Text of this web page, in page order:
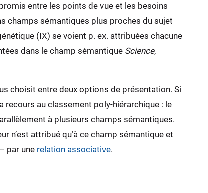
entre les points de vue et les besoins
champs sémantiques plus proches du sujet
(IX) se voient p. ex. attribuées chacune
dans le champ sémantique Science,
choisit entre deux options de présentation. Si
recours au classement poly-hiérarchique : le
à plusieurs champs sémantiques.
n’est attribué qu’à ce champ sémantique et
par une relation associative.